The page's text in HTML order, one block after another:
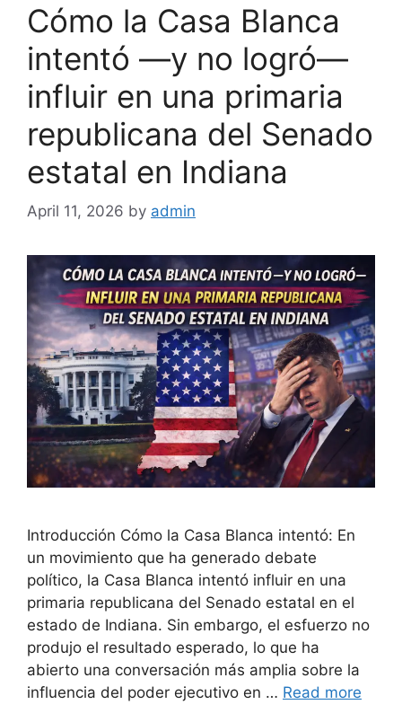
Cómo la Casa Blanca
intentó —y no logró—
influir en una primaria
republicana del Senado
estatal en Indiana
April 11, 2026 by admin
Introducción Cómo la Casa Blanca intentó: En
un movimiento que ha generado debate
político, la Casa Blanca intentó influir en una
primaria republicana del Senado estatal en el
estado de Indiana. Sin embargo, el esfuerzo no
produjo el resultado esperado, lo que ha
abierto una conversación más amplia sobre la
influencia del poder ejecutivo en … Read more